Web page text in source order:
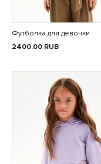
Футболка для девочки
2400.00 RUB